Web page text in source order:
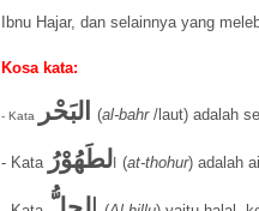
Ibnu Hajar, dan selainnya yang
Kosa kata:
- Kata البَحْر (al-bahr/laut) adalah
- Kata الطَهُوْرُ (at-thohur) adalah